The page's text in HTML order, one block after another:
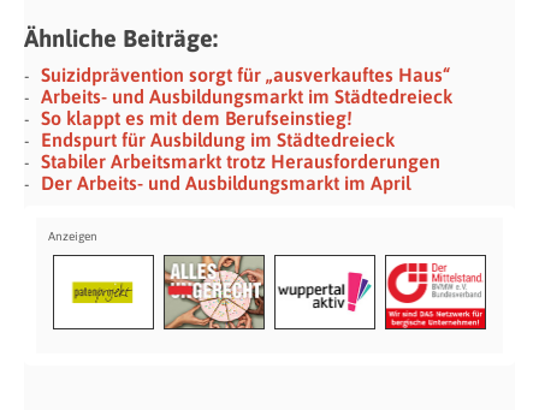
Ähnliche Beiträge:
Suizidprävention sorgt für „ausverkauftes Haus“
Arbeits- und Ausbildungsmarkt im Städtedreieck
So klappt es mit dem Berufseinstieg!
Endspurt für Ausbildung im Städtedreieck
Stabiler Arbeitsmarkt trotz Herausforderungen
Der Arbeits- und Ausbildungsmarkt im April